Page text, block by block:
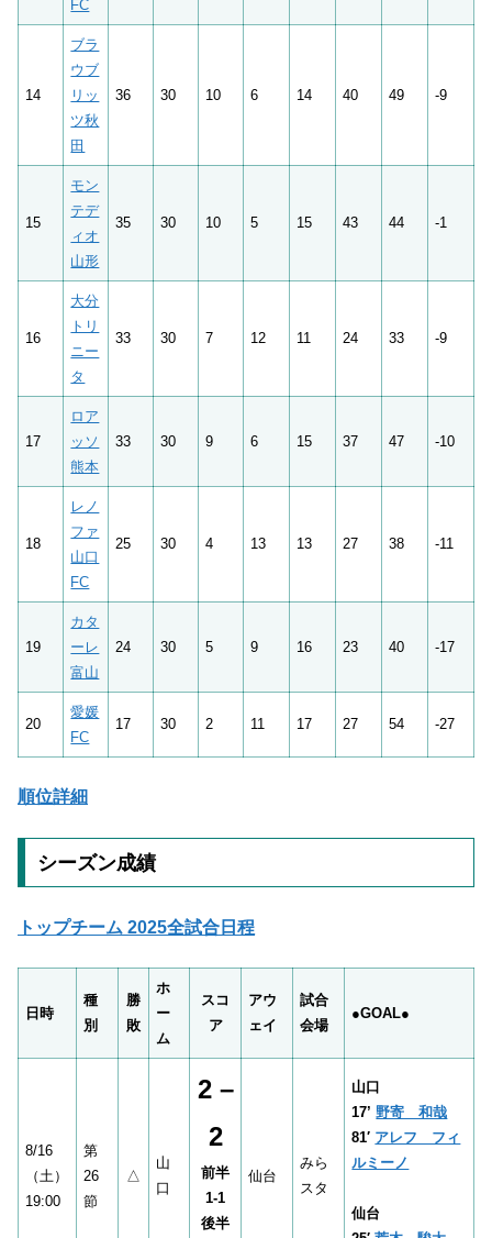
FC
14
ブラ
ウブ
リッ
ツ秋
田
36 30 10 6 14 40 49 -9
15
モン
テデ
ィオ
山形
35 30 10 5 15 43 44 -1
16
大分
トリ
ニー
タ
33 30 7 12 11 24 33 -9
17
ロア
ッソ
熊本
33 30 9 6 15 37 47 -10
18
レノ
ファ
山口
FC
25 30 4 13 13 27 38 -11
19
カタ
ーレ
富山
24 30 5 9 16 23 40 -17
20
愛媛
FC
17 30 2 11 17 27 54 -27
順位詳細
シーズン成績
トップチーム 2025全試合日程
日時
種
別
勝
敗
ホ
ー
ム
スコ
ア
アウ
ェイ
試合
会場
●GOAL●
8/16
（土）
19:00
第
26
節
△
山
口
2 –
2
前半
1-1
後半
仙台
みら
スタ
山口
17’野寄 和哉
81′ アレフ フィ
ルミーノ
仙台